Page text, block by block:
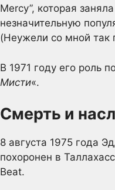
Mercy”, которая
незначительную
(Неужели со мной так
В 1971 году его роль
Мисти«.
Смерть и
8 августа 1975 года
похоронен в
Beat.